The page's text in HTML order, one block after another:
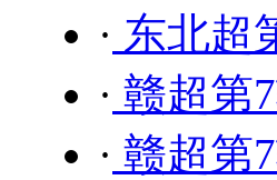
· 东北超
· 赣超第
· 赣超第